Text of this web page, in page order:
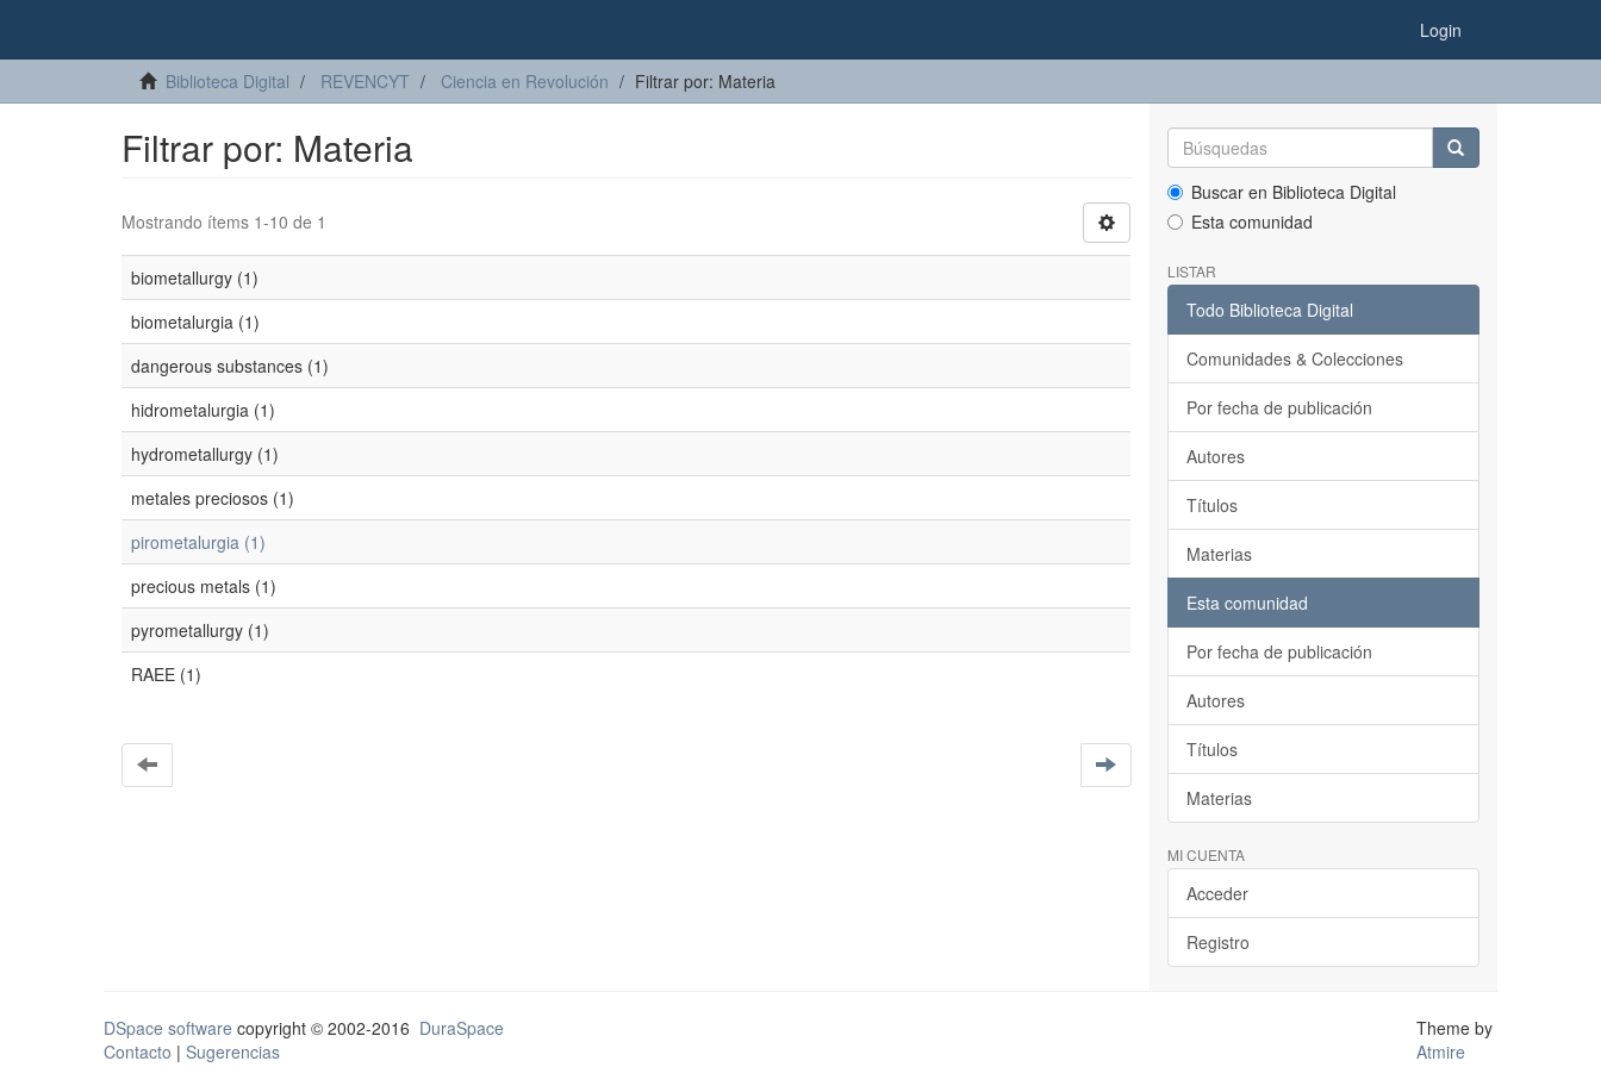
Login
Biblioteca Digital REVENCYT Ciencia en Revolución Filtrar por: Materia
Filtrar por: Materia
Mostrando ítems 1-10 de 1
biometallurgy (1)
biometalurgia (1)
dangerous substances (1)
hidrometalurgia (1)
hydrometallurgy (1)
metales preciosos (1)
pirometalurgia (1)
precious metals (1)
pyrometallurgy (1)
RAEE (1)
Buscar en Biblioteca Digital
Esta comunidad
LISTAR
Todo Biblioteca Digital
Comunidades & Colecciones
Por fecha de publicación
Autores
Títulos
Materias
Esta comunidad
Por fecha de publicación
Autores
Títulos
Materias
MI CUENTA
Acceder
Registro
DSpace software copyright © 2002-2016 DuraSpace
Contacto | Sugerencias
Theme by
Atmire